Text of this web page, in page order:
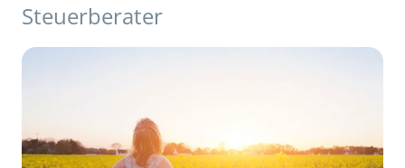
Steuerberater
Steuerberatung für Friseure
Steuerberatung für Handel, Handwerk, Bau